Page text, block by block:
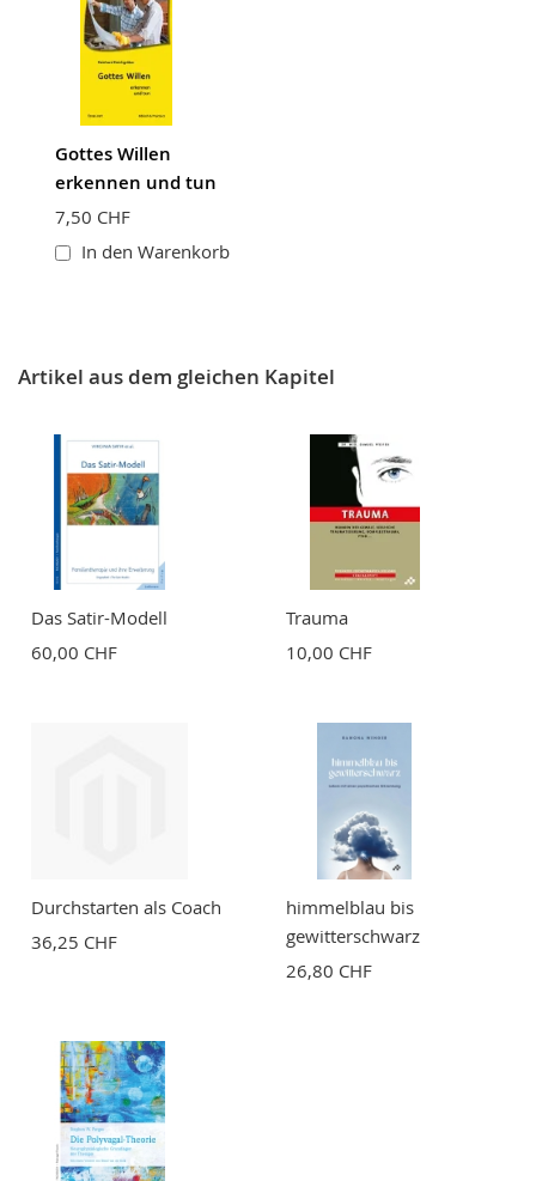
Gottes Willen
erkennen und tun
7,50 CHF
In den Warenkorb
Artikel aus dem gleichen Kapitel
Das Satir-Modell
60,00 CHF
Trauma
10,00 CHF
Durchstarten als Coach
36,25 CHF
himmelblau bis
gewitterschwarz
26,80 CHF